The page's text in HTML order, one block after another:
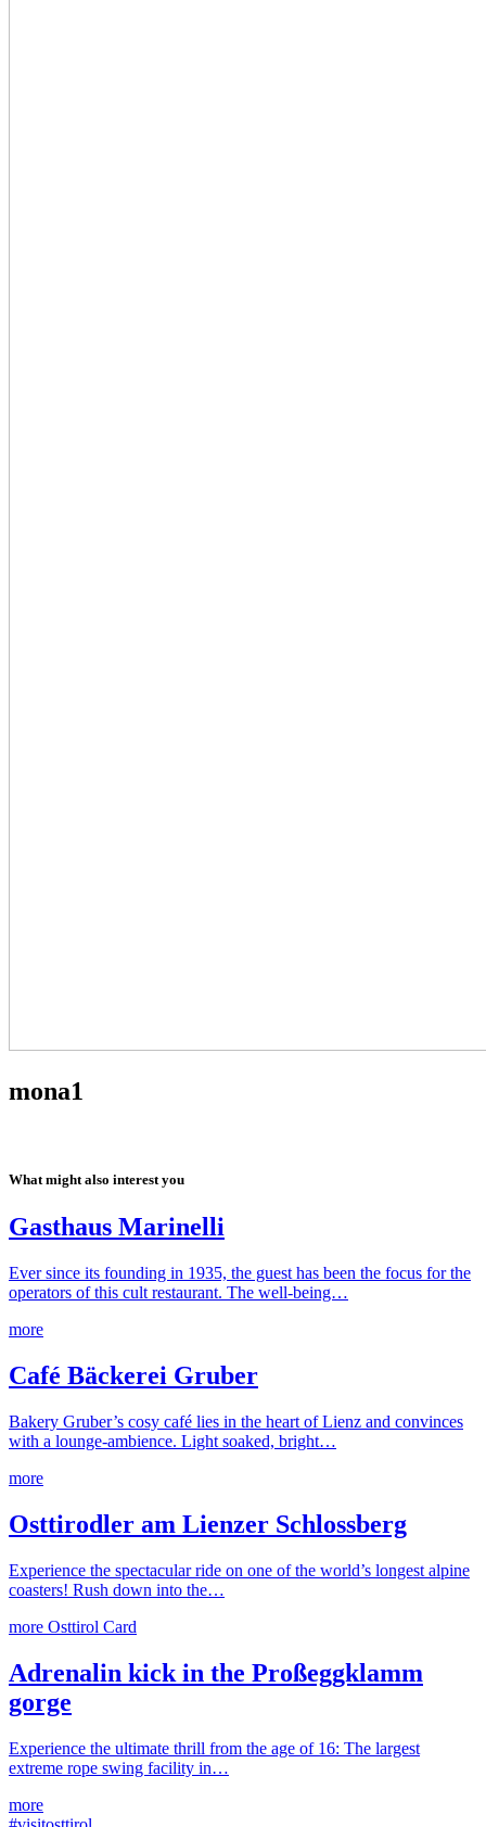
mona1
What might also interest you
Gasthaus Marinelli
Ever since its founding in 1935, the guest has been the focus for the
operators of this cult restaurant. The well-being…
more
Café Bäckerei Gruber
Bakery Gruber’s cosy café lies in the heart of Lienz and convinces
with a lounge-ambience. Light soaked, bright…
more
Osttirodler am Lienzer Schlossberg
Experience the spectacular ride on one of the world’s longest alpine
coasters! Rush down into the…
more Osttirol Card
Adrenalin kick in the Proßeggklamm
gorge
Experience the ultimate thrill from the age of 16: The largest
extreme rope swing facility in…
more